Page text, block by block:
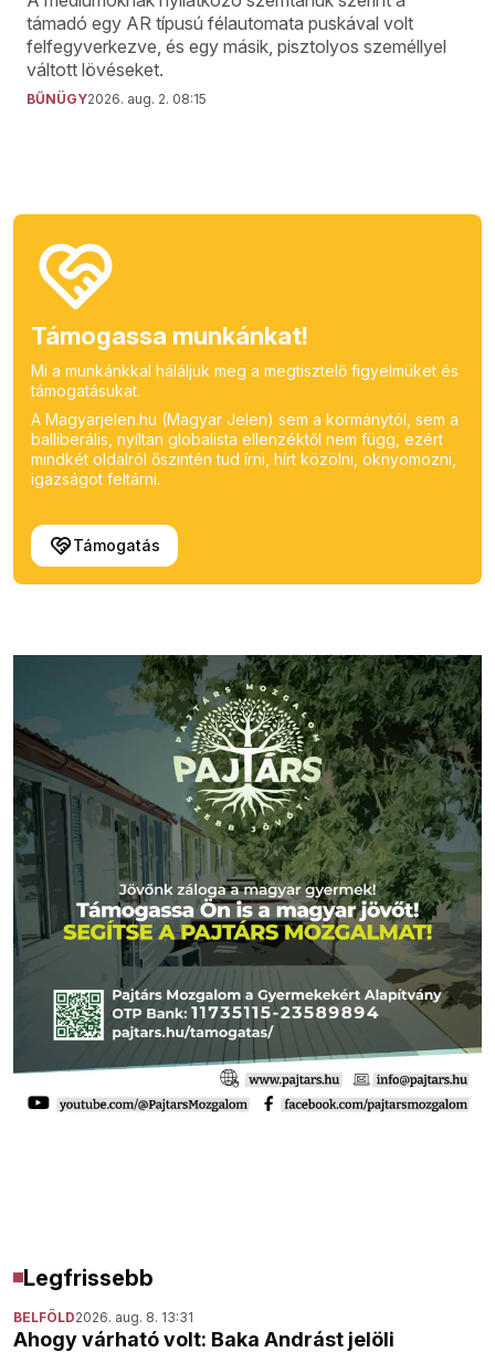
támadó egy AR típusú félautomata puskával volt
felfegyverkezve, és egy másik, pisztolyos személlyel
váltott lövéseket.
BŰNÜGY2026. aug. 2. 08:15
Támogassa munkánkat!
Mi a munkánkkal háláljuk meg a megtisztelő figyelmüket és
támogatásukat.
A Magyarjelen.hu (Magyar Jelen) sem a kormánytól, sem a
balliberális, nyíltan globalista ellenzéktől nem függ, ezért
mindkét oldalról őszintén tud írni, hírt közölni, oknyomozni,
igazságot feltárni.
Támogatás
Legfrissebb
BELFÖLD2026. aug. 8. 13:31
Ahogy várható volt: Baka Andrást jelöli